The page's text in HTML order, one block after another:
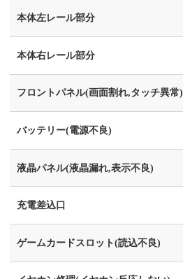
本体左レール部分
本体右レール部分
フロントパネル(画面割れ,タッチ異常)
バッテリー(電源不良)
液晶パネル(液晶漏れ,表示不良)
充電差込口
ゲームカードスロット(読込不良)